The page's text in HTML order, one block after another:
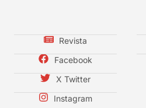
Revista
Facebook
X Twitter
Instagram